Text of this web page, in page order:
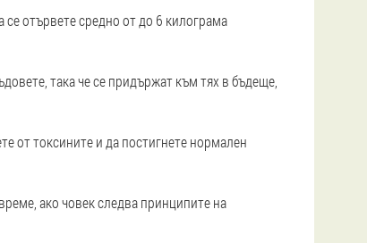
отървете средно от до 6 килограма
така че се придържат към тях в бъдеще,
от токсините и да постигнете нормален
ако човек следва принципите на